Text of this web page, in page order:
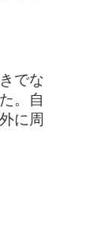
でな
。自
に周